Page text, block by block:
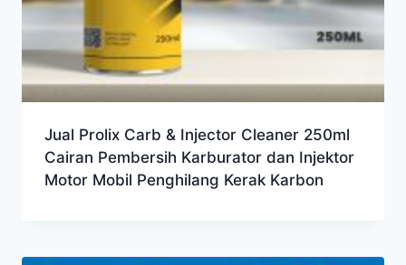
Jual Prolix Carb & Injector Cleaner 250ml
Cairan Pembersih Karburator dan Injektor
Motor Mobil Penghilang Kerak Karbon